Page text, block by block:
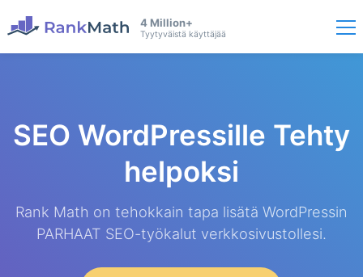
4 Million+
Tyytyväistä käyttäjää
SEO WordPressille Tehty
helpoksi
Rank Math on tehokkain tapa lisätä WordPressin
PARHAAT SEO-työkalut verkkosivustollesi.